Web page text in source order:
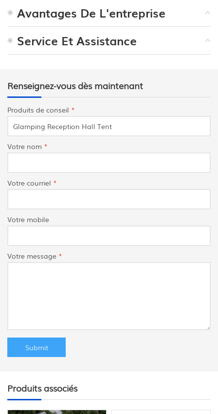
Avantages De L'entreprise
Service Et Assistance
Renseignez-vous dès maintenant
Produits de conseil *
Votre nom *
Votre courriel *
Votre mobile
Votre message *
Produits associés